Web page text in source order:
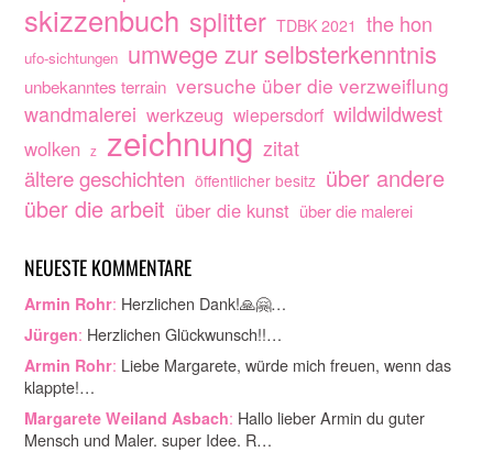
skizzenbuch splitter TDBK 2021 the hon
ufo-sichtungen umwege zur selbsterkenntnis
unbekanntes terrain versuche über die verzweiflung
wandmalerei werkzeug wiepersdorf wildwildwest
wolken z zeichnung zitat
ältere geschichten öffentlicher besitz über andere
über die arbeit über die kunst über die malerei
NEUESTE KOMMENTARE
Armin Rohr: Herzlichen Dank!🙏🤗…
Jürgen: Herzlichen Glückwunsch!!…
Armin Rohr: Liebe Margarete, würde mich freuen, wenn das
klappte!…
Margarete Weiland Asbach: Hallo lieber Armin du guter
Mensch und Maler. super Idee. R…